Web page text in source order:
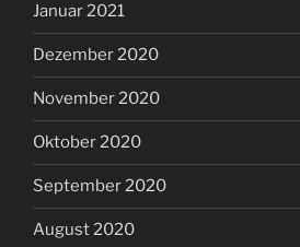
Januar 2021
Dezember 2020
November 2020
Oktober 2020
September 2020
August 2020